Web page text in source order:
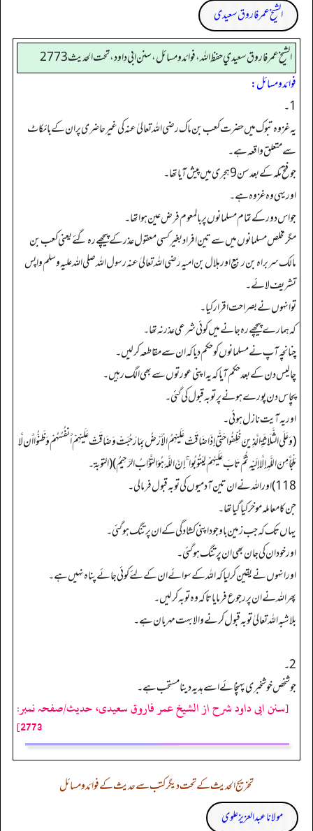
الشیخ عمر فاروق سعیدی
الشيخ عمر فاروق سعيدي حفظ الله، فوائد و مسائل، سنن ابي داود ، تحت الحديث 2773
فوائد ومسائل:
1۔
یہ غزوہ تبوک میں حضرت کعب بن ماک رضی اللہ تعالیٰ عنہ کی غیر حاضری پر ان کے بائکاٹ
سے متعلق واقعہ ہے۔
جو فتح مکہ کے بعد سن 9 ہجری میں پیش آیا تھا۔
اور یہی وہ غزوہ ہے۔
جو اس دور کے تمام مسلمانوں پر بالمعوم فرض عین ہوا تھا۔
مگر مخلص مسلمانوں میں سے تین افراد بغیر کسی معقول عذر کے پیچھے رہ گئے یعنی کعب بن
مالک سربراہ بن ربیع اور ہلال بن امیہ رضی اللہ تعالیٰ عنہ رسول اللہ صلی اللہ علیہ وسلم واپس
تشریف لائے۔
تو انہوں نے بصراحت اقرار کیا۔
کہ ہمارے پیچھے رہ جانے میں کوئی شرعی عذر نہ تھا۔
چنانچہ آپ نے مسلمانوں کو حکم دیا کہ ان سے مقاطعہ کرلیں۔
چالیس دن کے بعد حکم آیا کہ یہ اپنی عورتوں سے بھی الگ رہیں۔
پچاس دن پورے ہونے پر توبہ قبول کی گئی۔
او ر یہ آیت نازل ہوئی۔
(وَعَلَى الثَّلَاثَةِ الَّذِينَ خُلِّفُوا حَتَّىٰ إِذَا ضَاقَتْ عَلَيْهِمُ الْأَرْضُ بِمَا رَحُبَتْ وَضَاقَتْ عَلَيْهِمْ أَنفُسُهُمْ وَظَنُّوا أَن لَّا
مَلْجَأَ مِنَ اللَّـهِ إِلَّا إِلَيْهِ ثُمَّ تَابَ عَلَيْهِمْ لِيَتُوبُوا ۚ إِنَّ اللَّـهَ هُوَ التَّوَّابُ الرَّحِيمُ) (التوبة۔
118) اور اللہ نے ان تین آدمیوں کی توبہ قبول فرما لی۔
جن کا معاملہ موخر کیا گیا تھا۔
یہا ں تک کہ جب زمین باوجود اپنی کشادگی کے ان پر تنگ ہوگئی۔
اورخود ان کی جان بھی ان پر تنگ ہوگئی۔
اور انہوں نے یقین کرلیا کہ اللہ کے سوائے ان کےلئے کوئی جائے پناہ نہیں ہے۔
پھر اللہ نے ان پر رجوع فرمایا تاکہ وہ توبہ کرلیں۔
بلاشبہ اللہ تعالیٰ توبہ قبول کرنے والا بہت مہربان ہے۔
2۔
جو شخص خوشخبری پہنچائے اسے ہدیہ دینا مستحب ہے۔
[سنن ابی داود شرح از الشیخ عمر فاروق سعیدی، حدیث/صفحہ نمبر:
2773]
تخریج الحدیث کے تحت دیگر کتب سے حدیث کے فوائد و مسائل
مولانا عبد العزیز علوی